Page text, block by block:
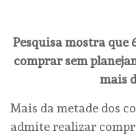
Pesquisa mostra que
comprar sem
mais
Mais da metade dos
admite realizar